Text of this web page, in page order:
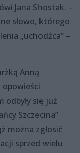
Jana Shostak. –
słowo, którego
„uchodźca” –
Anną
opowieści
odbyły się już
Szczecina”
można zgłosić
sprzed wielu